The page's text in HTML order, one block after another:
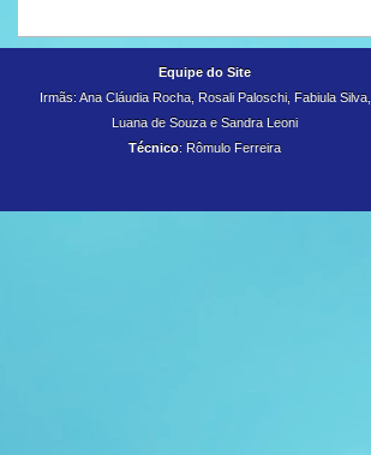
Equipe do Site
Irmãs: Ana Cláudia Rocha, Rosali Paloschi, Fabiula Silva,
Luana de Souza eSandra Leoni
Técnico: Rômulo Ferreira